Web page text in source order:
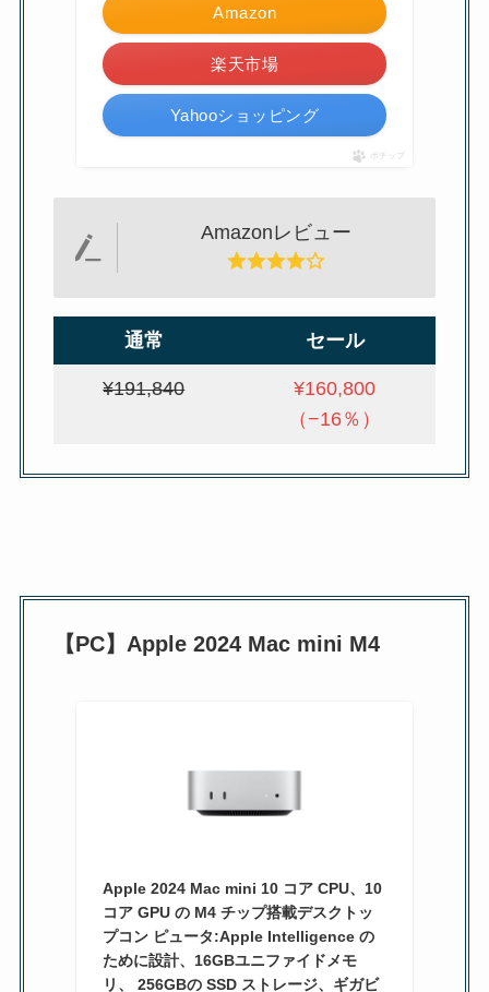
Amazon
楽天市場
Yahooショッピング
ポチップ
Amazonレビュー
通常 セール
¥191,840
¥160,800
（−16％）
【PC】Apple 2024 Mac mini M4
Apple 2024 Mac mini 10 コア CPU、10
コア GPU の M4 チップ搭載デスクトッ
プコン ピュータ:Apple Intelligence の
ために設計、16GBユニファイドメモ
リ、 256GBの SSD ストレージ、ギガビ